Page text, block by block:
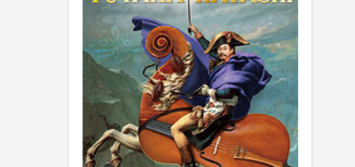
2025年5月(5)
2025年3月(1)
2025年2月(1)
2025年1月(3)